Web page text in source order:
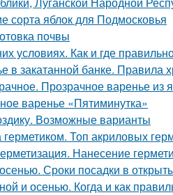
сорта яблок для Подмосковья
почвы
условиях. Как и где
в закатанной банке. Правила
Прозрачное варенье из
варенье «Пятиминутка»
Возможные варианты
Топ акриловых
Нанесение
Сроки посадки в
и осенью. Когда и как